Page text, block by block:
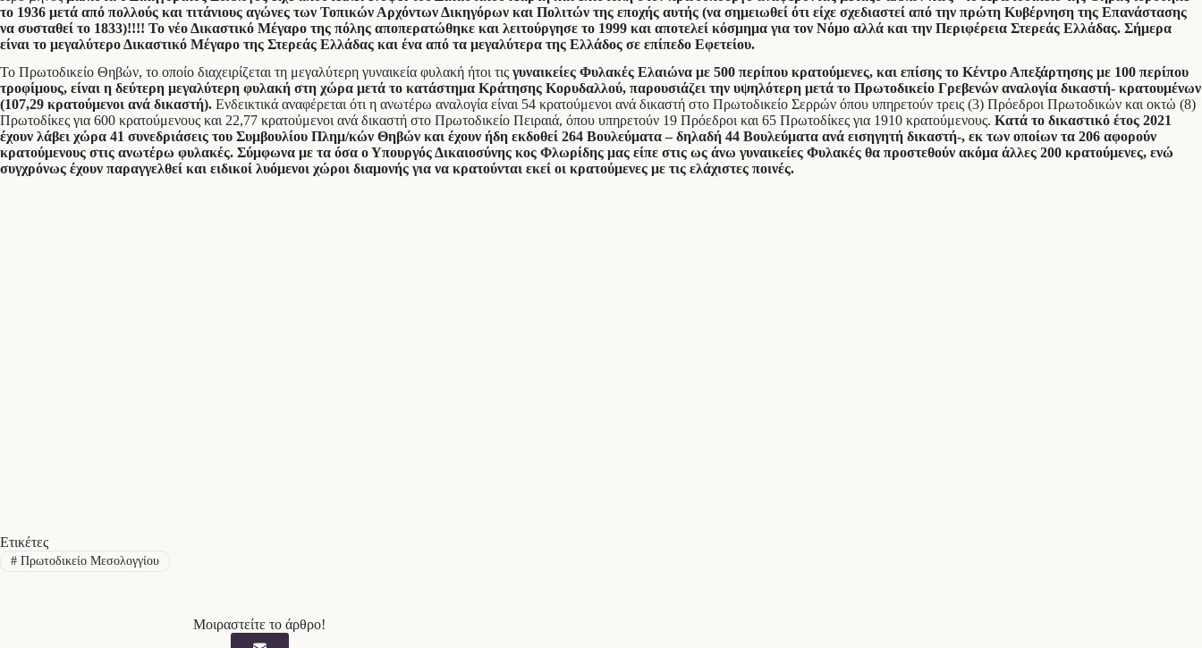
το 1936 μετά από πολλούς και τιτάνιους αγώνες των Τοπικών Αρχόντων Δικηγόρων και Πολιτών της εποχής αυτής (να σημειωθεί ότι είχε σχεδιαστεί από την πρώτη Κυβέρνηση της Επανάστασης
να συσταθεί το 1833)!!!! Το νέο Δικαστικό Μέγαρο της πόλης αποπερατώθηκε και λειτούργησε το 1999 και αποτελεί κόσμημα για τον Νόμο αλλά και την Περιφέρεια Στερεάς Ελλάδας. Σήμερα
είναι το μεγαλύτερο Δικαστικό Μέγαρο της Στερεάς Ελλάδας και ένα από τα μεγαλύτερα της Ελλάδος σε επίπεδο Εφετείου.
Το Πρωτοδικείο Θηβών, το οποίο διαχειρίζεται τη μεγαλύτερη γυναικεία φυλακή ήτοι τις γυναικείες Φυλακές Ελαιώνα με 500 περίπου κρατούμενες, και επίσης το Κέντρο Απεξάρτησης με 100 περίπου
τροφίμους, είναι η δεύτερη μεγαλύτερη φυλακή στη χώρα μετά το κατάστημα Κράτησης Κορυδαλλού, παρουσιάζει την υψηλότερη μετά το Πρωτοδικείο Γρεβενών αναλογία δικαστή- κρατουμένων
(107,29 κρατούμενοι ανά δικαστή). Ενδεικτικά αναφέρεται ότι η ανωτέρω αναλογία είναι 54 κρατούμενοι ανά δικαστή στο Πρωτοδικείο Σερρών όπου υπηρετούν τρεις (3) Πρόεδροι Πρωτοδικών και οκτώ (8)
Πρωτοδίκες για 600 κρατούμενους και 22,77 κρατούμενοι ανά δικαστή στο Πρωτοδικείο Πειραιά, όπου υπηρετούν 19 Πρόεδροι και 65 Πρωτοδίκες για 1910 κρατούμενους. Κατά το δικαστικό έτος 2021
έχουν λάβει χώρα 41 συνεδριάσεις του Συμβουλίου Πλημ/κών Θηβών και έχουν ήδη εκδοθεί 264 Βουλεύματα – δηλαδή 44 Βουλεύματα ανά εισηγητή δικαστή-, εκ των οποίων τα 206 αφορούν
κρατούμενους στις ανωτέρω φυλακές. Σύμφωνα με τα όσα ο Υπουργός Δικαιοσύνης κος Φλωρίδης μας είπε στις ως άνω γυναικείες Φυλακές θα προστεθούν ακόμα άλλες 200 κρατούμενες, ενώ
συγχρόνως έχουν παραγγελθεί και ειδικοί λυόμενοι χώροι διαμονής για να κρατούνται εκεί οι κρατούμενες με τις ελάχιστες ποινές.
Ετικέτες
#Πρωτοδικείο Μεσολογγίου
Μοιραστείτε το άρθρο!